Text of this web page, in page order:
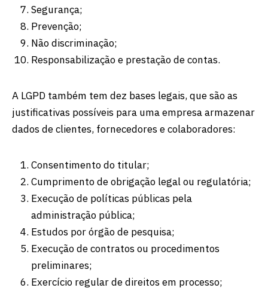
Segurança;
Prevenção;
Não discriminação;
Responsabilização e prestação de contas.
A LGPD também tem dez bases legais, que são as
justificativas possíveis para uma empresa armazenar
dados de clientes, fornecedores e colaboradores:
Consentimento do titular;
Cumprimento de obrigação legal ou regulatória;
Execução de políticas públicas pela
administração pública;
Estudos por órgão de pesquisa;
Execução de contratos ou procedimentos
preliminares;
Exercício regular de direitos em processo;